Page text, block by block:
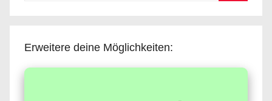
Erweitere deine Möglichkeiten: